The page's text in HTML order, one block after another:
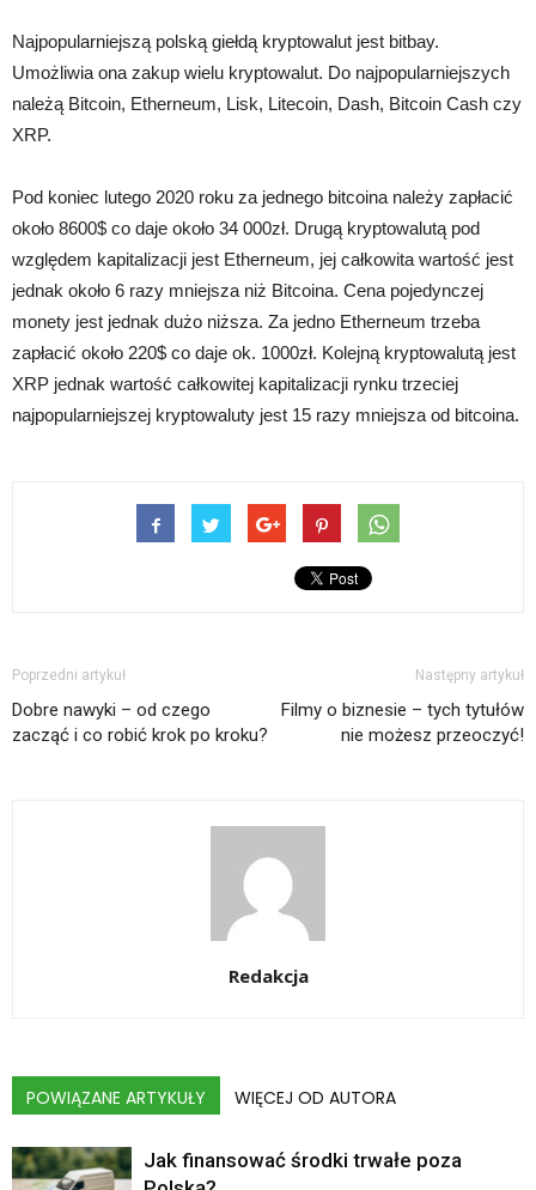
Najpopularniejszą polską giełdą kryptowalut jest bitbay.
Umożliwia ona zakup wielu kryptowalut. Do najpopularniejszych
należą Bitcoin, Etherneum, Lisk, Litecoin, Dash, Bitcoin Cash czy
XRP.
Pod koniec lutego 2020 roku za jednego bitcoina należy zapłacić
około 8600$ co daje około 34 000zł. Drugą kryptowalutą pod
względem kapitalizacji jest Etherneum, jej całkowita wartość jest
jednak około 6 razy mniejsza niż Bitcoina. Cena pojedynczej
monety jest jednak dużo niższa. Za jedno Etherneum trzeba
zapłacić około 220$ co daje ok. 1000zł. Kolejną kryptowalutą jest
XRP jednak wartość całkowitej kapitalizacji rynku trzeciej
najpopularniejszej kryptowaluty jest 15 razy mniejsza od bitcoina.
Poprzedni artykuł
Dobre nawyki – od czego
zacząć i co robić krok po kroku?
Następny artykuł
Filmy o biznesie – tych tytułów
nie możesz przeoczyć!
Redakcja
POWIĄZANE ARTYKUŁY WIĘCEJ OD AUTORA
Jak finansować środki trwałe poza